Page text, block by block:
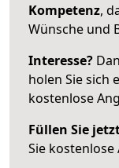
Kompetenz,
Wünsche und
Interesse?
holen Sie sich
kostenlose
Füllen Sie
Sie kostenlose